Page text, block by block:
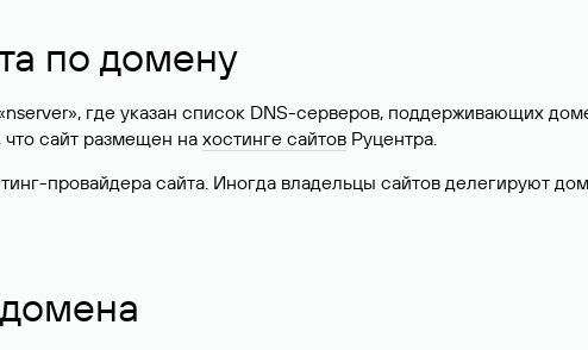
по домену
где указан список DNS-серверов, поддерживающих
что сайт размещен на хостинге сайтов Руцентра.
провайдера сайта. Иногда владельцы сайтов делегируют